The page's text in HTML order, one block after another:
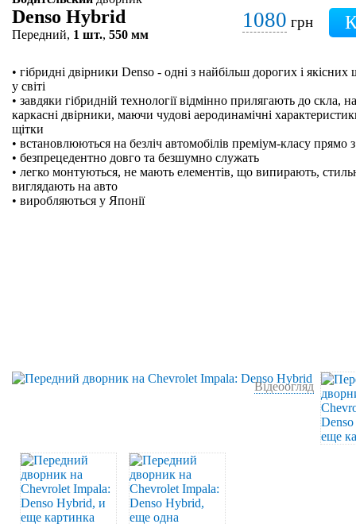
Denso Hybrid
Передний, 1 шт., 550 мм
1080 грн
• гібридні двірники Denso - одні з найбільш дорогих і
у світі
• завдяки гібридній технології відмінно прилягають до скла,
каркасні двірники, маючи чудові аеродинамічні
щітки
• встановлюються на безліч автомобілів преміум-класу прямо
• безпрецедентно довго та безшумно служать
• легко монтуються, не мають елементів, що випирають,
виглядають на авто
• виробляються у Японії
Відеоогляд